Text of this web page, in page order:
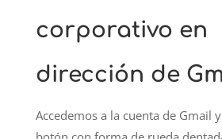
corporativo en
dirección de
Accedemos a la cuenta de Gmail